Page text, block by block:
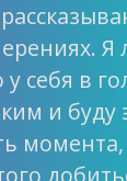
Я
у себя в
и буду